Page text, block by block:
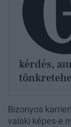
kérdés,
Bizonyos
valaki képes-e